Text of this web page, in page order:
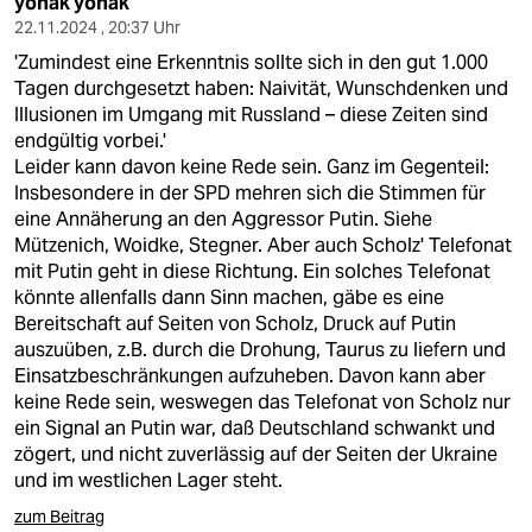
22.11.2024 , 20:37 Uhr
'Zumindest eine Erkenntnis sollte sich in den gut 1.000
Tagen durchgesetzt haben: Naivität, Wunschdenken und
Illusionen im Umgang mit Russland – diese Zeiten sind
endgültig vorbei.'
Leider kann davon keine Rede sein. Ganz im Gegenteil:
Insbesondere in der SPD mehren sich die Stimmen für
eine Annäherung an den Aggressor Putin. Siehe
Mützenich, Woidke, Stegner. Aber auch Scholz' Telefonat
mit Putin geht in diese Richtung. Ein solches Telefonat
könnte allenfalls dann Sinn machen, gäbe es eine
Bereitschaft auf Seiten von Scholz, Druck auf Putin
auszuüben, z.B. durch die Drohung, Taurus zu liefern und
Einsatzbeschränkungen aufzuheben. Davon kann aber
keine Rede sein, weswegen das Telefonat von Scholz nur
ein Signal an Putin war, daß Deutschland schwankt und
zögert, und nicht zuverlässig auf der Seiten der Ukraine
und im westlichen Lager steht.
zum Beitrag